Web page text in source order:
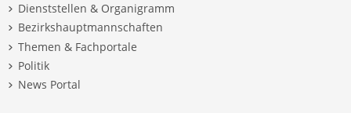
Dienststellen & Organigramm
Bezirkshauptmannschaften
Themen & Fachportale
Politik
News Portal